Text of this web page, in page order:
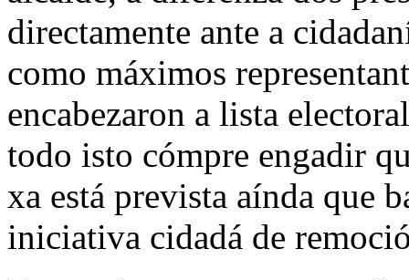
directamente ante a
como máximos
encabezaron a lista
todo isto cómpre engadir
xa está prevista aínda que
iniciativa cidadá de